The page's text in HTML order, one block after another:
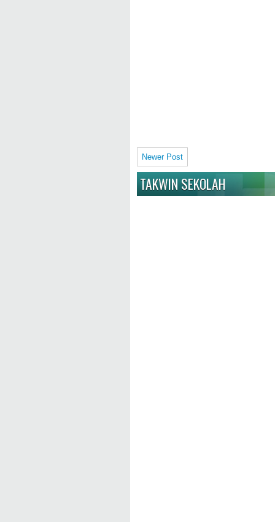
Newer Post
TAKWIN SEKOLAH